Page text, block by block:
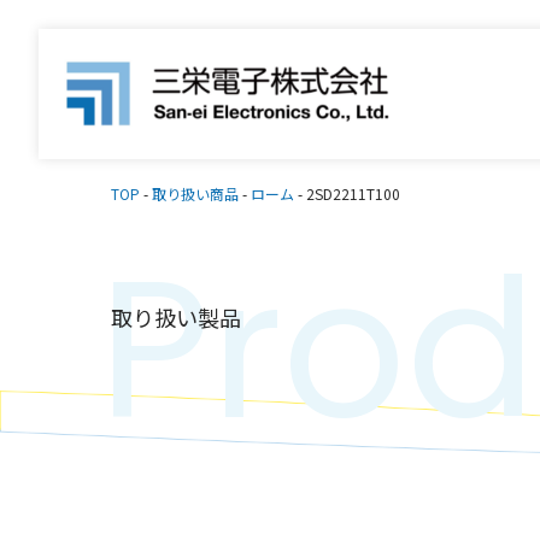
TOP -取り扱い商品- ローム - 2SD2211T100
取り扱い製品